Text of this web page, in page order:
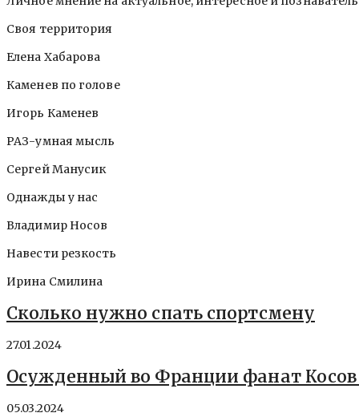
Своя территория
Елена Хабарова
Каменев по голове
Игорь Каменев
РАЗ-умная мысль
Сергей Манусик
Однажды у нас
Владимир Носов
Навести резкость
Ирина Смилина
Сколько нужно спать спортсмену
27.01.2024
Осужденный во Франции фанат Косов
05.03.2024